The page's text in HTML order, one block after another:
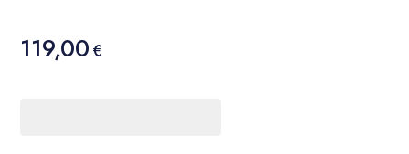
Hinta
119,00 €
119,00€